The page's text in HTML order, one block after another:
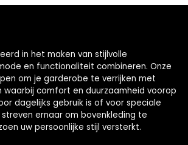
in het maken van stijlvolle
en functionaliteit combineren. Onze
om je garderobe te verrijken met
waarbij comfort en duurzaamheid voorop
dagelijks gebruik is of voor speciale
ernaar om bovenkleding te
uw persoonlijke stijl versterkt.